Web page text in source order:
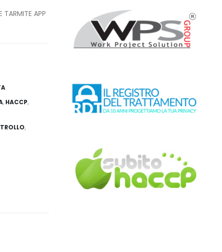
TARMITE APP
, HACCP,
,